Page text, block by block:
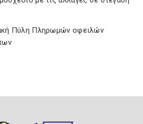
Πύλη Πληρωμών οφειλών